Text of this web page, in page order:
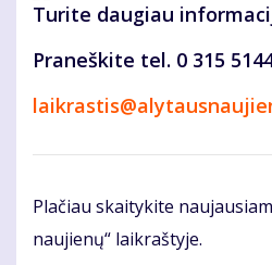
Turite daugiau
Praneškite tel. 0 315
Plačiau skaitykite
naujienų“ laikraštyje.